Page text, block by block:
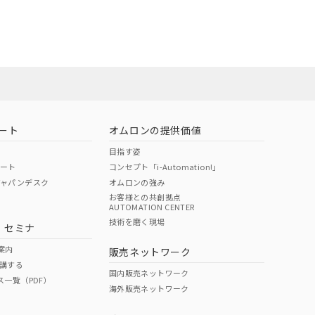
O O
ページへ
ください
ト
ト
パンデスク
セミナ
内
する
覧（PDF）
オムロンの提供価値
目指す姿
コンセプト「i-Automation!」
オムロンの強み
お客様との共創拠点
AUTOMATION CENTER
技術を磨く現場
販売ネットワーク
国内販売ネットワーク
海外販売ネットワーク